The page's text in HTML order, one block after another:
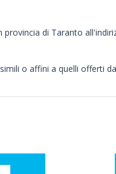
di Taranto
o affini a quelli offerti